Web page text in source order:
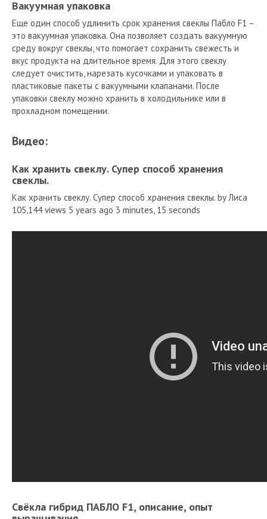
Вакуумная упаковка
Еще один способ удлинить срок хранения свеклы Пабло F1 –
это вакуумная упаковка. Она позволяет создать вакуумную
среду вокруг свеклы, что помогает сохранить свежесть и
вкус продукта на длительное время. Для этого свеклу
следует очистить, нарезать кусочками и упаковать в
пластиковые пакеты с вакуумными клапанами. После
упаковки свеклу можно хранить в холодильнике или в
прохладном помещении.
Видео:
Как хранить свеклу. Супер способ хранения
свеклы.
Как хранить свеклу. Супер способ хранения свеклы. by Лиса
105,144 views 5 years ago 3 minutes, 15 seconds
Свёкла гибрид ПАБЛО F1, описание, опыт